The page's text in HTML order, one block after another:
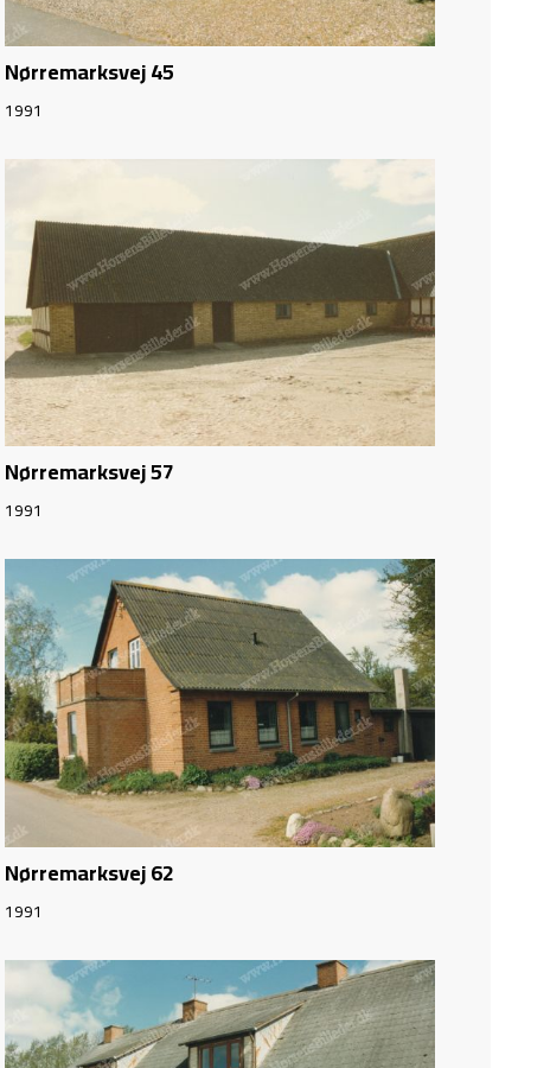
Nørremarksvej 45
1991
Nørremarksvej 57
1991
Nørremarksvej 62
1991